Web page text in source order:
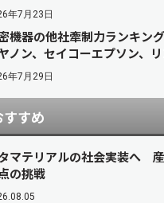
年7月23日
機器の他社牽制力ランキン
ノン、セイコーエプソン、
年7月29日
すめ
マテリアルの社会実装へ
の挑戦